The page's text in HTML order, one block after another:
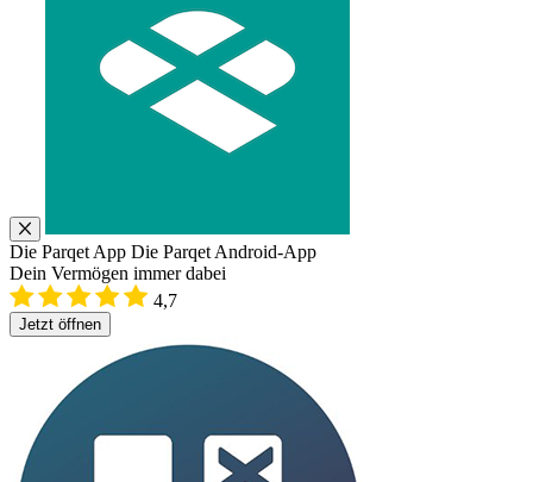
Die Parqet App Die Parqet Android-App
Dein Vermögen immer dabei
4,7
Jetzt öffnen